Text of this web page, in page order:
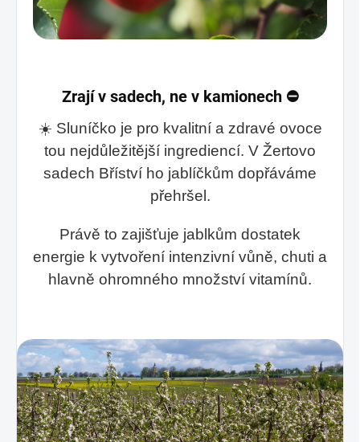
Zrají v sadech, ne v kamionech ⛔
☀️ Sluníčko je pro kvalitní a zdravé ovoce
tou nejdůležitější ingrediencí. V Žertovo
sadech Bříství ho jablíčkům dopřáváme
přehršel.
Právě to zajišťuje jablkům dostatek
energie k vytvoření intenzivní vůně, chuti a
hlavně ohromného množství vitamínů.